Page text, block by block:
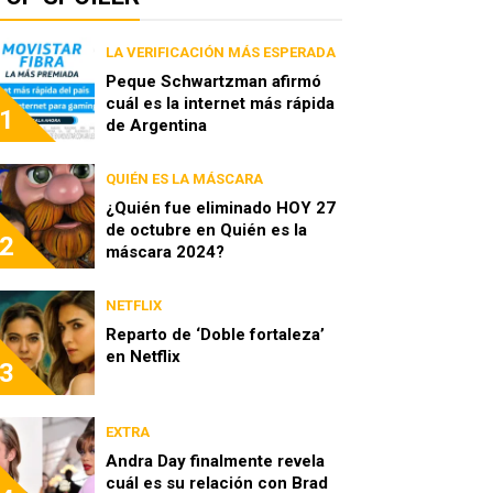
1
LA VERIFICACIÓN MÁS ESPERADA
Peque Schwartzman afirmó
cuál es la internet más rápida
de Argentina
2
QUIÉN ES LA MÁSCARA
¿Quién fue eliminado HOY 27
de octubre en Quién es la
máscara 2024?
3
NETFLIX
Reparto de ‘Doble fortaleza’
en Netflix
EXTRA
Andra Day finalmente revela
cuál es su relación con Brad